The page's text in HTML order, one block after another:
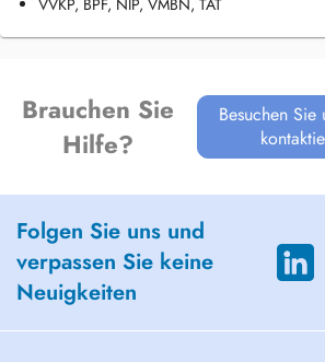
wandeltherapie, ACT, cognitieve
EMDR, coaching, Tinnitus Adem Therapie,
mindfulwandelingen en natuurkuren
VVKP, BPF, NIP, VMBN, TAT
Brauchen Sie
Hilfe?
Besuchen
Folgen Sie uns und
verpassen Sie keine
Neuigkeiten